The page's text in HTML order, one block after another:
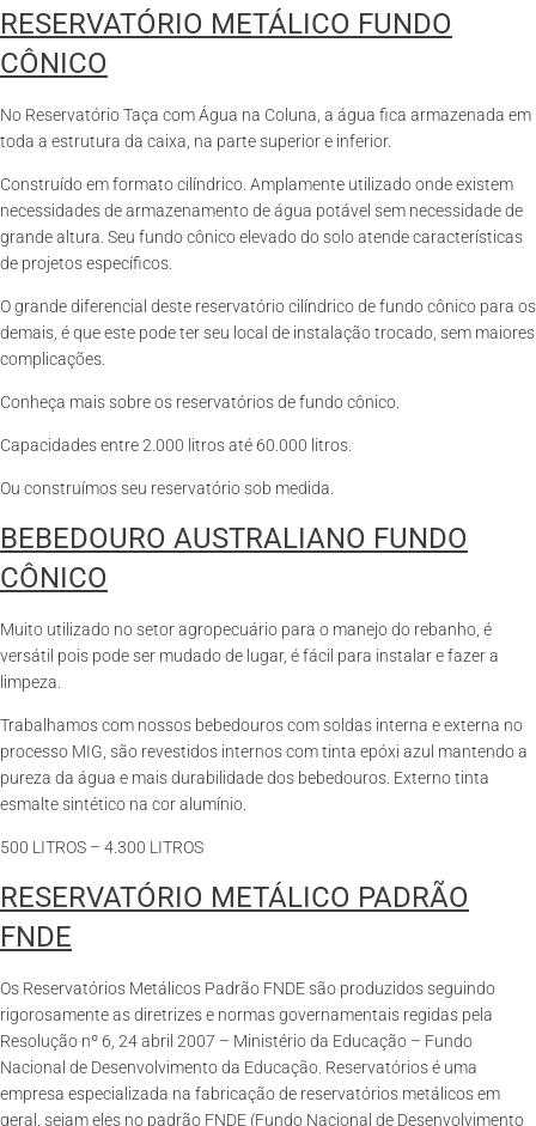
RESERVATÓRIO METÁLICO FUNDO
CÔNICO
No Reservatório Taça com Água na Coluna, a água fica armazenada em
toda a estrutura da caixa, na parte superior e inferior.
Construído em formato cilíndrico. Amplamente utilizado onde existem
necessidades de armazenamento de água potável sem necessidade de
grande altura. Seu fundo cônico elevado do solo atende características
de projetos específicos.
O grande diferencial deste reservatório cilíndrico de fundo cônico para os
demais, é que este pode ter seu local de instalação trocado, sem maiores
complicações.
Conheça mais sobre os reservatórios de fundo cônico.
Capacidades entre 2.000 litros até 60.000 litros.
Ou construímos seu reservatório sob medida.
BEBEDOURO AUSTRALIANO FUNDO
CÔNICO
Muito utilizado no setor agropecuário para o manejo do rebanho, é
versátil pois pode ser mudado de lugar, é fácil para instalar e fazer a
limpeza.
Trabalhamos com nossos bebedouros com soldas interna e externa no
processo MIG, são revestidos internos com tinta epóxi azul mantendo a
pureza da água e mais durabilidade dos bebedouros. Externo tinta
esmalte sintético na cor alumínio.
500 LITROS – 4.300 LITROS
RESERVATÓRIO METÁLICO PADRÃO
FNDE
Os Reservatórios Metálicos Padrão FNDE são produzidos seguindo
rigorosamente as diretrizes e normas governamentais regidas pela
Resolução nº 6, 24 abril 2007 – Ministério da Educação – Fundo
Nacional de Desenvolvimento da Educação. Reservatórios é uma
empresa especializada na fabricação de reservatórios metálicos em
geral, sejam eles no padrão FNDE (Fundo Nacional de Desenvolvimento